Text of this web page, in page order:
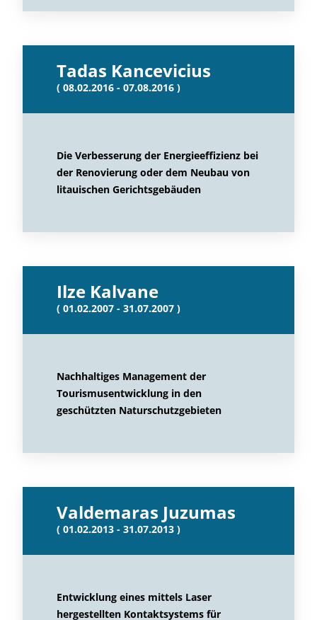
Tadas Kancevicius
( 08.02.2016 - 07.08.2016 )
Die Verbesserung der Energieeffizienz bei
der Renovierung oder dem Neubau von
litauischen Gerichtsgebäuden
Ilze Kalvane
( 01.02.2007 - 31.07.2007 )
Nachhaltiges Management der
Tourismusentwicklung in den
geschützten Naturschutzgebieten
Valdemaras Juzumas
( 01.02.2013 - 31.07.2013 )
Entwicklung eines mittels Laser
hergestellten Kontaktsystems für